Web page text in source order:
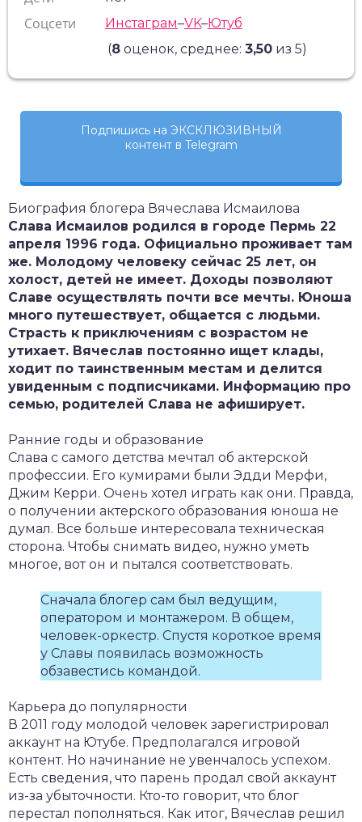
Соцсети Инстаграм–VK–Ютуб
(8оценок, среднее: 3,50из 5)
Подпишись на ЭКСКЛЮЗИВНЫЙ
контент в Telegram
Биография блогера Вячеслава Исмаилова
Слава Исмаилов родился в городе Пермь 22
апреля 1996 года. Официально проживает там
же. Молодому человеку сейчас 25 лет, он
холост, детей не имеет. Доходы позволяют
Славе осуществлять почти все мечты. Юноша
много путешествует, общается с людьми.
Страсть к приключениям с возрастом не
утихает. Вячеслав постоянно ищет клады,
ходит по таинственным местам и делится
увиденным с подписчиками. Информацию про
семью, родителей Слава не афиширует.
Ранние годы и образование
Слава с самого детства мечтал об актерской
профессии. Его кумирами были Эдди Мерфи,
Джим Керри. Очень хотел играть как они. Правда,
о получении актерского образования юноша не
думал. Все больше интересовала техническая
сторона. Чтобы снимать видео, нужно уметь
многое, вот он и пытался соответствовать.
Сначала блогер сам был ведущим,
оператором и монтажером. В общем,
человек-оркестр. Спустя короткое время
у Славы появилась возможность
обзавестись командой.
Карьера до популярности
В 2011 году молодой человек зарегистрировал
аккаунт на Ютубе. Предполагался игровой
контент. Но начинание не увенчалось успехом.
Есть сведения, что парень продал свой аккаунт
из-за убыточности. Кто-то говорит, что блог
перестал пополняться. Как итог, Вячеслав решил